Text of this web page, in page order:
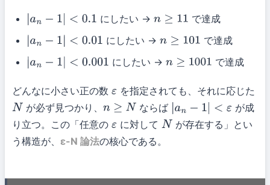
an−1| <0.1 にしたい → n≥11 で達成
an−1| <0.01 にしたい → n≥101 で達成
an−1| <0.001 にしたい → n≥1001 で達成
どんなに小さい正の数 ε を指定されても、それに応じた
N が必ず見つかり、 n≥N ならば an−1| <ε
が成
り立つ。この「任意の ε に対して N が存在する」とい
う構造が、 ε-N 論法の核心である。